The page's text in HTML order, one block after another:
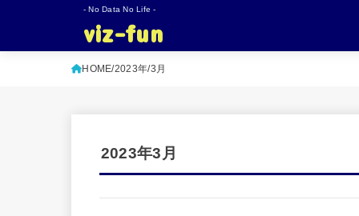
- No Data No Life -
viz-fun
HOME 2023年 3月
2023年3月